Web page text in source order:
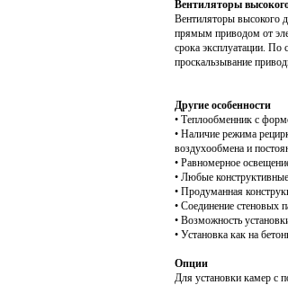
Вентиляторы
Вентиляторы высокого
прямым приводом от
срока эксплуатации.
проскальзывание
Другие особенности
• Теплообменник с
• Наличие режима
воздухообмена и
• Равномерное
• Любые
• Продуманная
• Соединение стеновых
• Возможность
• Установка как на
Опции
Для установки камер с